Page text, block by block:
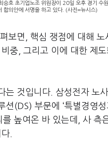
승호 초기업노조 위원장이 20일 오후 경기 수
합의안에 서명을 하고 있다. (사진=뉴시스)
보면
핵심 쟁점에 대해
중, 그리고 이에 대한 제
는 것입니다 삼성전자 노
션 (DS) 부문에 ‘특별경영성
높여온 바 있는데
사 측